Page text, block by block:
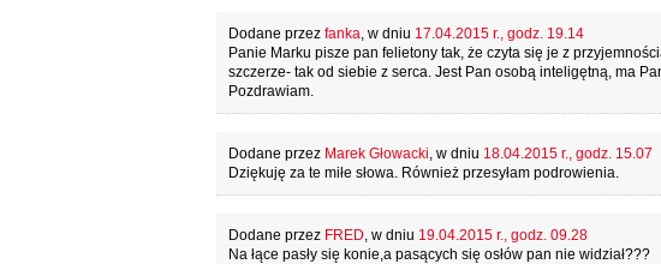
Dodane przez fanka, w dniu 17.04.2015 r., godz. 19.14
Panie Marku pisze pan felietony tak, że czyta się je z
szczerze- tak od siebie z serca. Jest Pan osobą inteligętną, ma
Pozdrawiam.
Dodane przez Marek Głowacki, w dniu 18.04.2015 r., godz. 15.07
Dziękuję za te miłe słowa. Również przesyłam podrowienia.
Dodane przez FRED, w dniu 19.04.2015 r., godz. 09.28
Na łące pasły się konie,a pasących się osłów pan nie widział???